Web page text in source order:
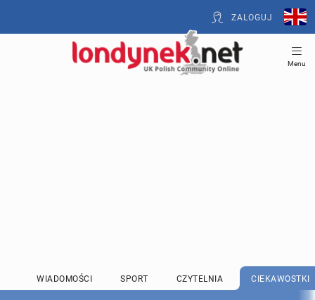
ZALOGUJ
Menu
WIADOMOŚCI SPORT CZYTELNIA CIEKAWOSTKI